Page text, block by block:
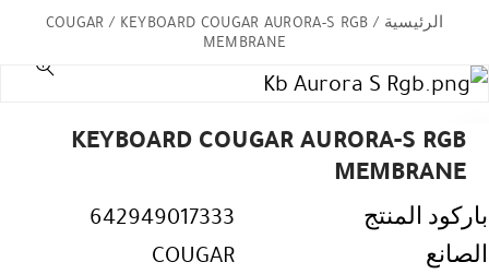
الرئيسية /
COUGAR / KEYBOARD COUGAR AURORA-S RGB
MEMBRANE
KEYBOARD COUGAR AURORA-S RGB
MEMBRANE
باركود المنتج
642949017333
الصانع
COUGAR